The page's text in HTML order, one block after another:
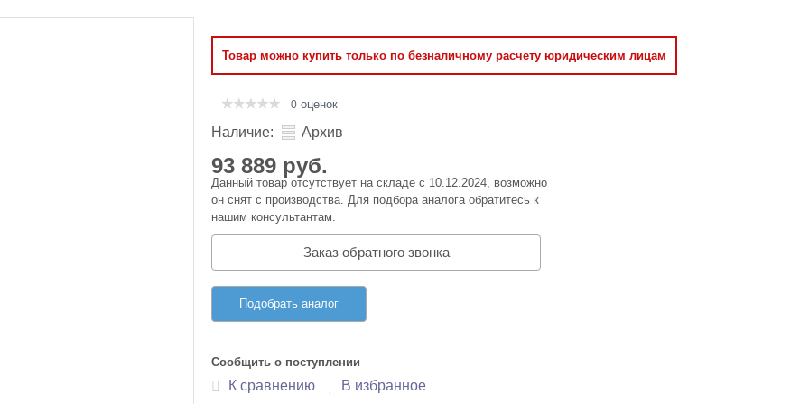
Товар можно купить только по безналичному расчету юридическим лицам
0 оценок
Наличие: Архив
93 889 руб.
Данный товар отсутствует на складе с 10.12.2024, возможно
он снят с производства. Для подбора аналога обратитесь к
нашим консультантам.
Заказ обратного звонка
Подобрать аналог
Сообщить о поступлении
К сравнению В избранное
память